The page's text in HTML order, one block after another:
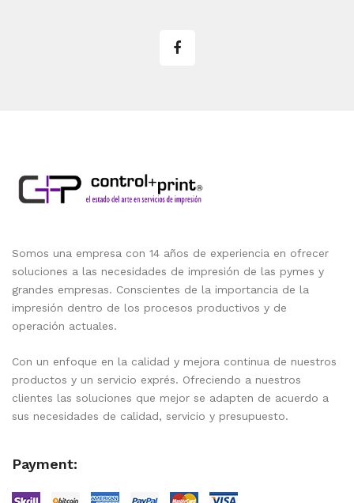
Somos una empresa con 14 años de experiencia en ofrecer
soluciones a las necesidades de impresión de las pymes y
grandes empresas. Conscientes de la importancia de la
impresión dentro de los procesos productivos y de
operación actuales.
Con un enfoque en la calidad y mejora continua de nuestros
productos y un servicio exprés. Ofreciendo a nuestros
clientes las soluciones que mejor se adapten de acuerdo a
sus necesidades de calidad, servicio y presupuesto.
Payment: